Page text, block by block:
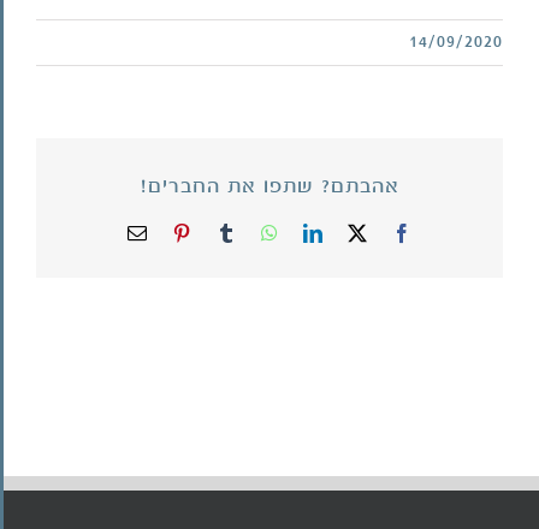
14/09/2020
אהבתם? שתפו את החברים!
Facebook
X
LinkedIn
WhatsApp
Tumblr
Pinterestכתובת